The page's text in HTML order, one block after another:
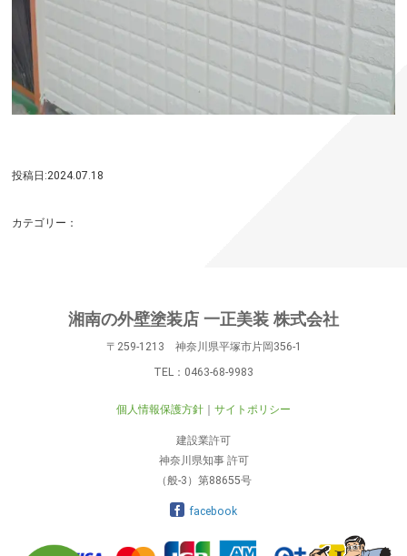
投稿日:2024.07.18
カテゴリー：
湘南の外壁塗装店 一正美装 株式会社
〒259-1213 神奈川県平塚市片岡356-1
TEL： 0463-68-9983
個人情報保護方針 サイトポリシー
建設業許可
神奈川県知事 許可
（般-3）第88655号
facebook